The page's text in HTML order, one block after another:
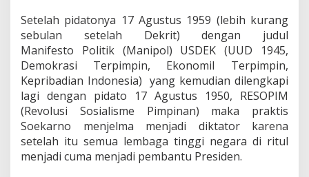
Setelah pidatonya 17 Agustus 1959 (lebih kurang
sebulan setelah Dekrit) dengan judul
Manifesto Politik (Manipol) USDEK (UUD 1945,
Demokrasi Terpimpin, EkonomiI Terpimpin,
Kepribadian Indonesia) yang kemudian dilengkapi
lagi dengan pidato 17 Agustus 1950, RESOPIM
(Revolusi Sosialisme Pimpinan) maka praktis
Soekarno menjelma menjadi diktator karena
setelah itu semua lembaga tinggi negara di ritul
menjadi cuma menjadi pembantu Presiden.